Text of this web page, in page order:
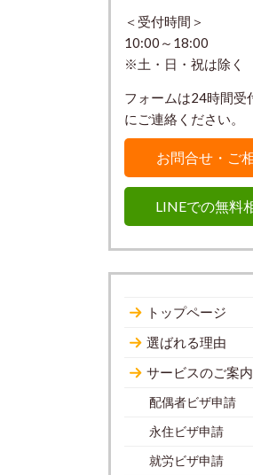
＜受付時間＞
10:00～18:00
※土・日・祝は除く
フォームは24時間受
にご連絡ください。
お問合せ・ご
LINEでの無料
トップページ
選ばれる理由
サービスのご案内
配偶者ビザ申請
永住ビザ申請
就労ビザ申請